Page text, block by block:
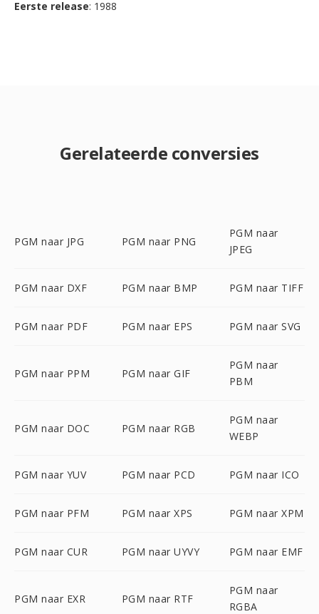
Eerste release: 1988
Gerelateerde conversies
PGM naar JPG PGM naar PNG
PGM naar
JPEG
PGM naar DXF PGM naar BMP PGM naar TIFF
PGM naar PDF PGM naar EPS PGM naar SVG
PGM naar PPM PGM naar GIF
PGM naar
PBM
PGM naar DOC PGM naar RGB
PGM naar
WEBP
PGM naar YUV PGM naar PCD PGM naar ICO
PGM naar PFM PGM naar XPS PGM naar XPM
PGM naar CUR PGM naar UYVY PGM naar EMF
PGM naar EXR PGM naar RTF
PGM naar
RGBA